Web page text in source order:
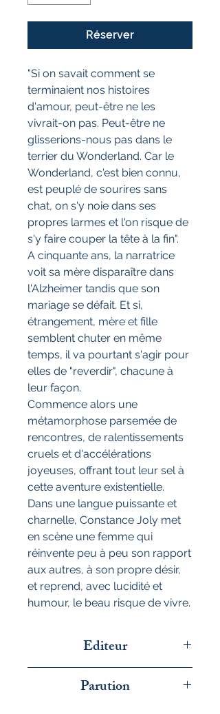
Réserver
"Si on savait comment se
terminaient nos histoires
d'amour, peut-être ne les
vivrait-on pas. Peut-être ne
glisserions-nous pas dans le
terrier du Wonderland. Car le
Wonderland, c'est bien connu,
est peuplé de sourires sans
chat, on s'y noie dans ses
propres larmes et l'on risque de
s'y faire couper la tête à la fin".
A cinquante ans, la narratrice
voit sa mère disparaître dans
l'Alzheimer tandis que son
mariage se défait. Et si,
étrangement, mère et fille
semblent chuter en même
temps, il va pourtant s'agir pour
elles de "reverdir", chacune à
leur façon.
Commence alors une
métamorphose parsemée de
rencontres, de ralentissements
cruels et d'accélérations
joyeuses, offrant tout leur sel à
cette aventure existentielle.
Dans une langue puissante et
charnelle, Constance Joly met
en scène une femme qui
réinvente peu à peu son rapport
aux autres, à son propre désir,
et reprend, avec lucidité et
humour, le beau risque de vivre.
Editeur
Parution